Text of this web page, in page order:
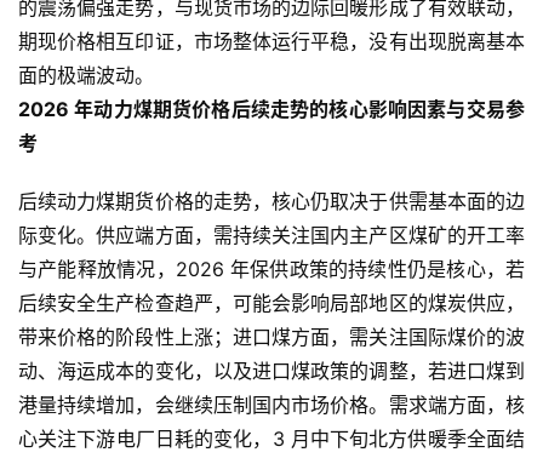
指
期
货
期
入
门
期
货
行
情
黄
的震荡偏强走势，与现货市场的边际回暖形成了有效联动，
期现价格相互印证，市场整体运行平稳，没有出现脱离基本
面的极端波动。
2026 年动力煤期货价格后续走势的核心影响因素与交易参
考
后续动力煤期货价格的走势，核心仍取决于供需基本面的边
际变化。供应端方面，需持续关注国内主产区煤矿的开工率
与产能释放情况，2026 年保供政策的持续性仍是核心，若
后续安全生产检查趋严，可能会影响局部地区的煤炭供应，
带来价格的阶段性上涨；进口煤方面，需关注国际煤价的波
动、海运成本的变化，以及进口煤政策的调整，若进口煤到
港量持续增加，会继续压制国内市场价格。需求端方面，核
心关注下游电厂日耗的变化，3 月中下旬北方供暖季全面结